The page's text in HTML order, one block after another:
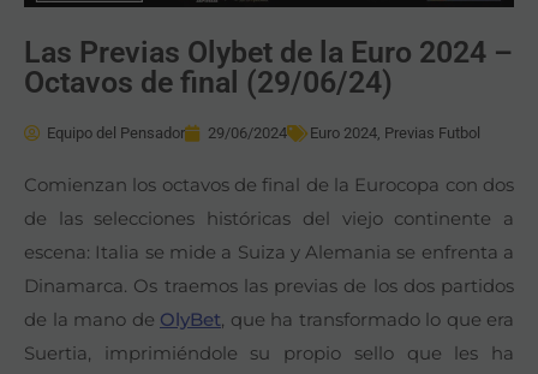
Las Previas Olybet de la Euro 2024 –
Octavos de final (29/06/24)
Equipo del Pensador 29/06/2024 Euro 2024, Previas Futbol
Comienzan los octavos de final de la Eurocopa con dos
de las selecciones históricas del viejo continente a
escena: Italia se mide a Suiza y Alemania se enfrenta a
Dinamarca. Os traemos las previas de los dos partidos
de la mano de OlyBet, que ha transformado lo que era
Suertia, imprimiéndole su propio sello que les ha